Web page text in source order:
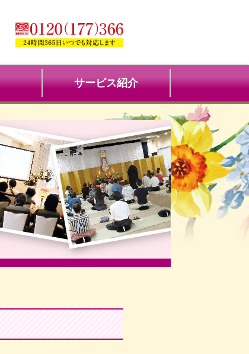
サービス紹介